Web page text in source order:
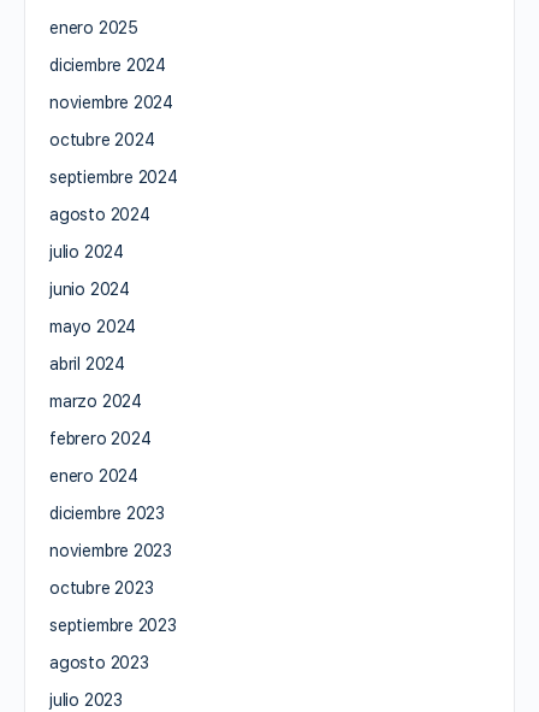
enero 2025
diciembre 2024
noviembre 2024
octubre 2024
septiembre 2024
agosto 2024
julio 2024
junio 2024
mayo 2024
abril 2024
marzo 2024
febrero 2024
enero 2024
diciembre 2023
noviembre 2023
octubre 2023
septiembre 2023
agosto 2023
julio 2023